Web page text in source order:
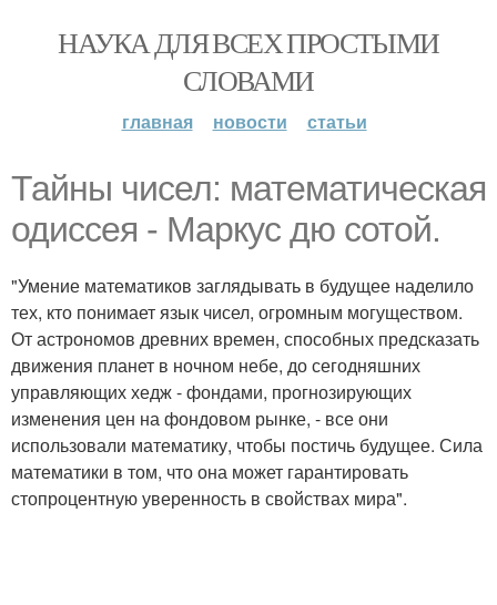
НАУКА ДЛЯ ВСЕХ ПРОСТЫМИ
СЛОВАМИ
главная новости статьи
Тайны чисел: математическая
одиссея - Маркус дю сотой.
"Умение математиков заглядывать в будущее наделило
тех, кто понимает язык чисел, огромным могуществом.
От астрономов древних времен, способных предсказать
движения планет в ночном небе, до сегодняшних
управляющих хедж - фондами, прогнозирующих
изменения цен на фондовом рынке, - все они
использовали математику, чтобы постичь будущее. Сила
математики в том, что она может гарантировать
стопроцентную уверенность в свойствах мира".